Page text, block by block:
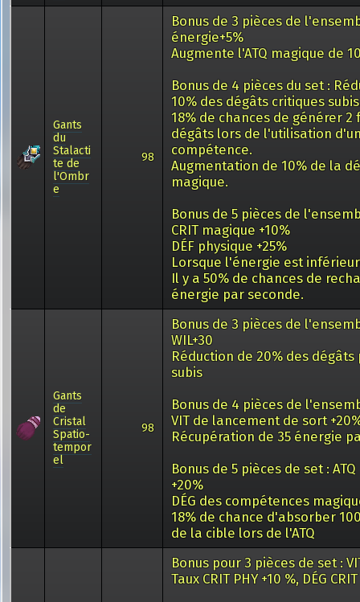
Gants
du
Stalacti
te de
l'Ombr
e
98
Bonus de 3 pièces de
énergie+5%
Augmente l'ATQ magique de
Bonus de 4 pièces du set :
10% des dégâts critiques
18% de chances de générer 2
dégâts lors de l'utilisation
compétence.
Augmentation de 10% de la
magique.
Bonus de 5 pièces de
CRIT magique +10%
DÉF physique +25%
Lorsque l'énergie est
Il y a 50% de chances de
énergie par seconde.
Gants
de
Cristal
Spatio-
tempor
el
98
Bonus de 3 pièces de
WIL+30
Réduction de 20% des dégâts
subis
Bonus de 4 pièces de
VIT de lancement de sort
Récupération de 35 énergie
Bonus de 5 pièces de set :
+20%
DÉG des compétences
18% de chance d'absorber
de la cible lors de l'ATQ
Bonus pour 3 pièces de set :
Taux CRIT PHY +10 %, DÉG